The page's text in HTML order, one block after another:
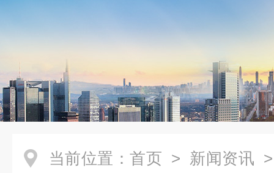
当前位置： 首页 > 新闻资讯